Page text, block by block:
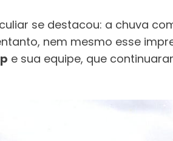
se destacou: a chuva
nem mesmo esse
e sua equipe, que